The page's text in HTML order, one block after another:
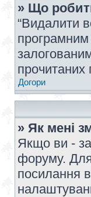
» Що
“Видалити
прочитаних
Догори
» Як мені
Якщо ви -
форуму. Для
посилання